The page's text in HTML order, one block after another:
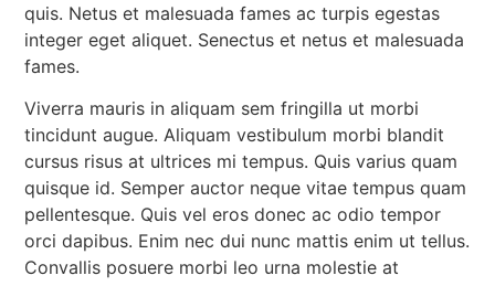
quis. Netus et malesuada fames ac turpis egestas
integer eget aliquet. Senectus et netus et malesuada
fames.
Viverra mauris in aliquam sem fringilla ut morbi
tincidunt augue. Aliquam vestibulum morbi blandit
cursus risus at ultrices mi tempus. Quis varius quam
quisque id. Semper auctor neque vitae tempus quam
pellentesque. Quis vel eros donec ac odio tempor
orci dapibus. Enim nec dui nunc mattis enim ut tellus.
Convallis posuere morbi leo urna molestie at